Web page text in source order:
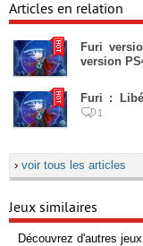
Articles en relation
Furi
version
Furi :
1
› voir tous les articles
Jeux similaires
Découvrez d'autres